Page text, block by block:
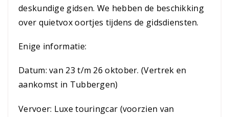
deskundige gidsen. We hebben de beschikking
over quietvox oortjes tijdens de gidsdiensten.
Enige informatie:
Datum: van 23 t/m 26 oktober. (Vertrek en
aankomst in Tubbergen)
Vervoer: Luxe touringcar (voorzien van